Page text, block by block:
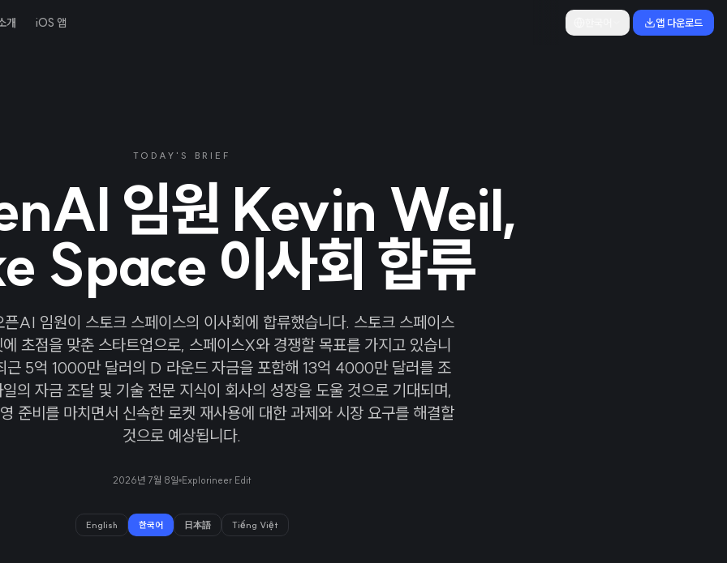
개 iOS 앱 앱 다운로드
TODAY'S BRIEF
임원 Kevin Weil,
Space 이사회 합류
AI 임원이 스토크 스페이스의 이사회에 합류했습니다. 스토크 스페이스
초점을 맞춘 스타트업으로, 스페이스X와 경쟁할 목표를 가지고 있습니
근 5억 1000만 달러의 D 라운드 자금을 포함해 13억 4000만 달러를 조
의 자금 조달 및 기술 전문 지식이 회사의 성장을 도울 것으로 기대되며,
준비를 마치면서 신속한 로켓 재사용에 대한 과제와 시장 요구를 해결할
것으로 예상됩니다.
2026년 7월 8일 Explorineer Edit
English 한국어 日本語 Tiếng Việt